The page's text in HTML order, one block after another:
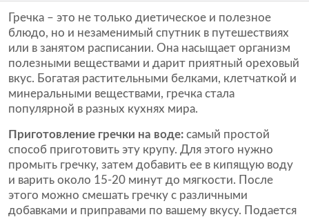
Гречка – это не только диетическое и полезное
блюдо, но и незаменимый спутник в путешествиях
или в занятом расписании. Она насыщает организм
полезными веществами и дарит приятный ореховый
вкус. Богатая растительными белками, клетчаткой и
минеральными веществами, гречка стала
популярной в разных кухнях мира.
Приготовление гречки на воде: самый простой
способ приготовить эту крупу. Для этого нужно
промыть гречку, затем добавить ее в кипящую воду
и варить около 15-20 минут до мягкости. После
этого можно смешать гречку с различными
добавками и приправами по вашему вкусу. Подается